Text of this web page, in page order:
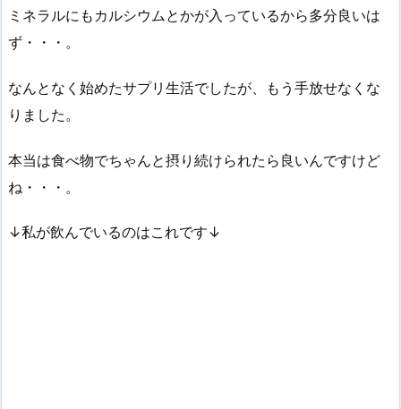
ミネラルにもカルシウムとかが入っているから多分良いは
ず・・・。
なんとなく始めたサプリ生活でしたが、もう手放せなくな
りました。
本当は食べ物でちゃんと摂り続けられたら良いんですけど
ね・・・。
↓私が飲んでいるのはこれです↓